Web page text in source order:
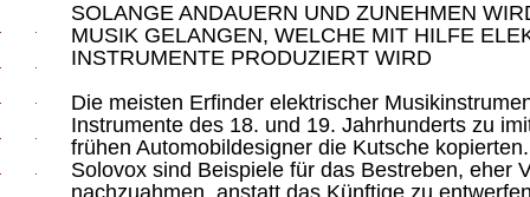
SOLANGE ANDAUERN UND ZUNEHMEN
MUSIK GELANGEN, WELCHE MIT HILFE
INSTRUMENTE PRODUZIERT WIRD
Die meisten Erfinder elektrischer
Instrumente des 18. und 19. Jahrhunderts zu
frühen Automobildesigner die Kutsche
Solovox sind Beispiele für das Bestreben, eher
nachzuahmen, anstatt das Künftige zu